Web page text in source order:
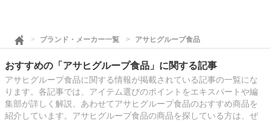
ブランド・メーカー一覧 アサヒグループ食品
おすすめの「アサヒグループ食品」に関する記事
アサヒグループ食品に関する情報が掲載されている記事の一覧にな
ります。各記事では、アイテム選びのポイントをエキスパートや編
集部が詳しく解説、あわせてアサヒグループ食品のおすすめ商品を
紹介しています。アサヒグループ食品の商品を探している方は、ぜ